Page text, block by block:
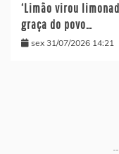
‘Limão virou
graça do povo…
sex 31/07/2026 14:21